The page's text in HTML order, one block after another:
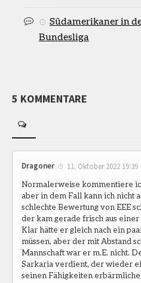
Südamerikaner in
Bundesliga
5 KOMMENTARE
Dragoner 11. Oktober 2022 19:39
Normalerweise kommentiere
aber in dem Fall kann ich nicht
schlechte Bewertung von EEE
der kam gerade frisch aus
Klar hätte er gleich nach ein
müssen, aber der mit Abstand
Mannschaft war er m.E. nicht.
Sarkaria verdient, der wieder
seinen Fähigkeiten